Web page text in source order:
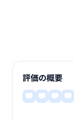
評価の概要